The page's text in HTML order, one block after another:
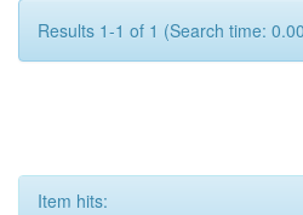
Results 1-1 of 1 (Search time:
Item hits: